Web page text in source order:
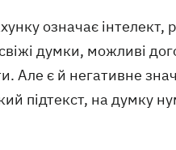
означає інтелект,
думки, можливі
Але є й негативне
підтекст, на думку